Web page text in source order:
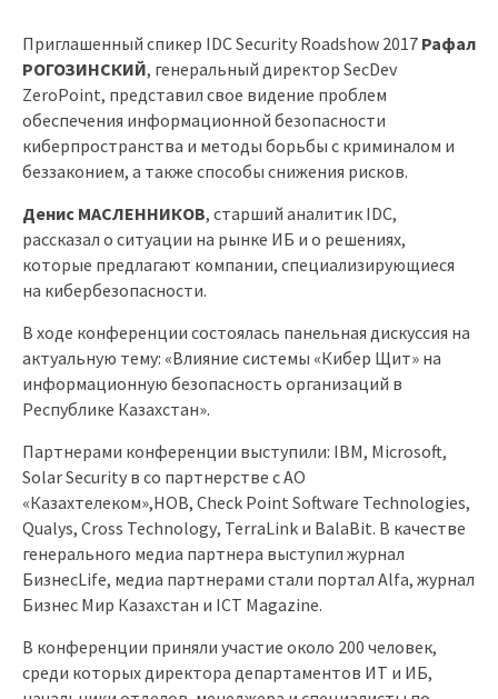
Приглашенный спикер IDC Security Roadshow 2017 Рафал
РОГОЗИНСКИЙ, генеральный директор SecDev
ZeroPoint, представил свое видение проблем
обеспечения информационной безопасности
киберпространства и методы борьбы с криминалом и
беззаконием, а также способы снижения рисков.
Денис МАСЛЕННИКОВ, старший аналитик IDC,
рассказал о ситуации на рынке ИБ и о решениях,
которые предлагают компании, специализирующиеся
на кибербезопасности.
В ходе конференции состоялась панельная дискуссия на
актуальную тему: «Влияние системы «Кибер Щит» на
информационную безопасность организаций в
Республике Казахстан».
Партнерами конференции выступили: IBM, Microsoft,
SolarSecurity в со партнерстве с АО
«Казахтелеком»,HOB, Check Point Software Technologies,
Qualys, Cross Technology, TerraLink и BalaBit. В качестве
генерального медиа партнера выступил журнал
БизнесLife, медиа партнерами стали портал Alfa, журнал
Бизнес Мир Казахстан и ICT Magazine.
В конференции приняли участие около 200 человек,
среди которых директора департаментов ИТ и ИБ,